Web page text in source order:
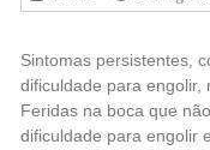
Sintomas persistentes,
dificuldade para engolir,
Feridas na boca que
dificuldade para engolir